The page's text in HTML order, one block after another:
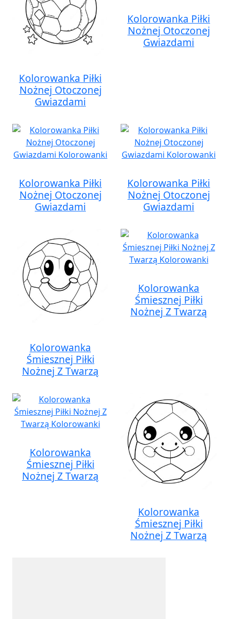
Kolorowanka Piłki
Nożnej Otoczonej
Gwiazdami
Kolorowanka Piłki
Nożnej Otoczonej
Gwiazdami
Kolorowanka Piłki
Nożnej Otoczonej
Gwiazdami
Kolorowanka Piłki
Nożnej Otoczonej
Gwiazdami
Kolorowanka
Śmiesznej Piłki
Nożnej Z Twarzą
Kolorowanka
Śmiesznej Piłki
Nożnej Z Twarzą
Kolorowanka
Śmiesznej Piłki
Nożnej Z Twarzą
Kolorowanka
Śmiesznej Piłki
Nożnej Z Twarzą